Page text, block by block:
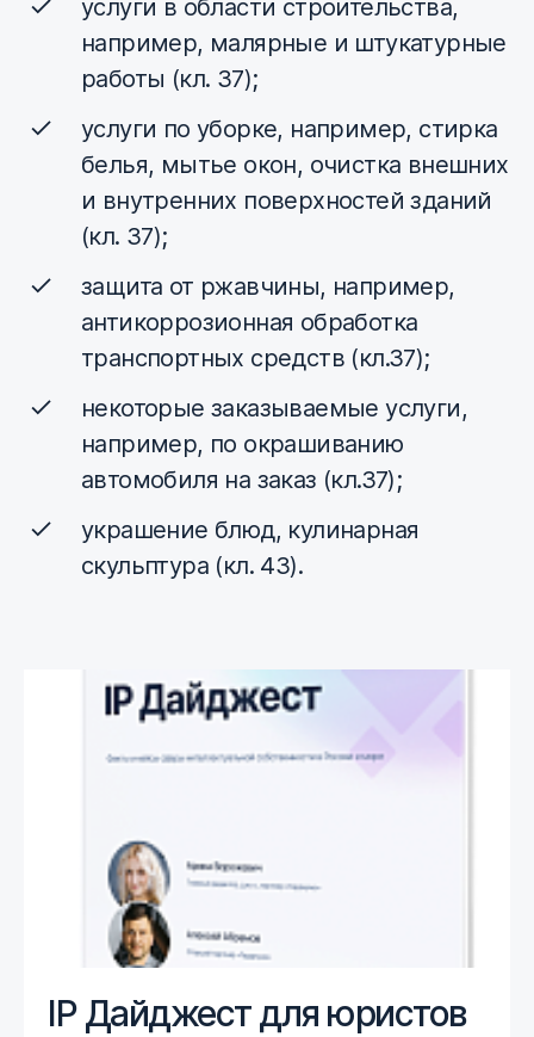
услуги в области строительства,
например, малярные и штукатурные
работы (кл. 37);
услуги по уборке, например, стирка
белья, мытьe окон, очистка внешних
и внутренних поверхностей зданий
(кл. 37);
защита от ржавчины, например,
антикоррозионная обработка
транспортных средств (кл.37);
некоторые заказываемые услуги,
например, по окрашиванию
автомобиля на заказ (кл.37);
украшение блюд, кулинарная
скульптура (кл. 43).
IP Дайджест для юристов